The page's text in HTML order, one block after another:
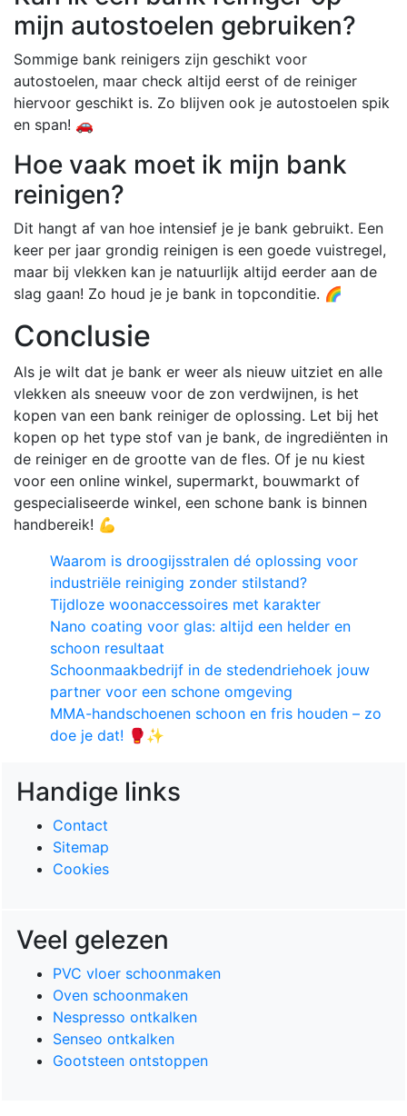
mijn autostoelen gebruiken?
Sommige bank reinigers zijn geschikt voor
autostoelen, maar check altijd eerst of de reiniger
hiervoor geschikt is. Zo blijven ook je autostoelen spik
en span! 🚗
Hoe vaak moet ik mijn bank
reinigen?
Dit hangt af van hoe intensief je je bank gebruikt. Een
keer per jaar grondig reinigen is een goede vuistregel,
maar bij vlekken kan je natuurlijk altijd eerder aan de
slag gaan! Zo houd je je bank in topconditie. 🌈
Conclusie
Als je wilt dat je bank er weer als nieuw uitziet en alle
vlekken als sneeuw voor de zon verdwijnen, is het
kopen van een bank reiniger de oplossing. Let bij het
kopen op het type stof van je bank, de ingrediënten in
de reiniger en de grootte van de fles. Of je nu kiest
voor een online winkel, supermarkt, bouwmarkt of
gespecialiseerde winkel, een schone bank is binnen
handbereik! 💪
Waarom is droogijsstralen dé oplossing voor
industriële reiniging zonder stilstand?
Tijdloze woonaccessoires met karakter
Nano coating voor glas: altijd een helder en
schoon resultaat
Schoonmaakbedrijf in de stedendriehoek jouw
partner voor een schone omgeving
MMA-handschoenen schoon en fris houden – zo
doe je dat! 🥊✨
Handige links
Contact
Sitemap
Cookies
Veel gelezen
PVC vloer schoonmaken
Oven schoonmaken
Nespresso ontkalken
Senseo ontkalken
Gootsteen ontstoppen